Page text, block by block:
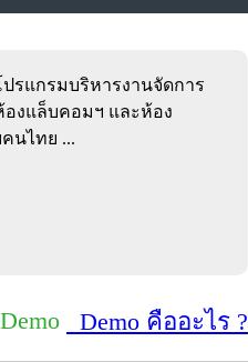
ปรแกรมบริหารงานจัดการ
องแล็บคอมฯ และห้อง
นไทย ...
Demo Demo คืออะไร ?